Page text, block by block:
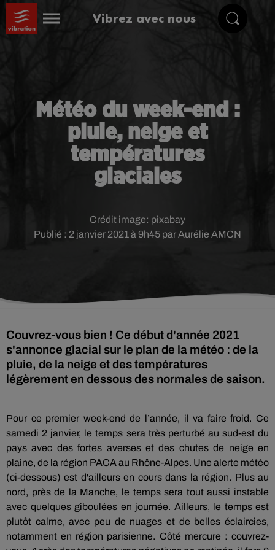
Vibrez avec nous
Météo du week-end :
pluie, neige et
températures
glaciales
Publié : 2 janvier 2021 à 9h45 par Aurélie AMCN
Crédit image: pixabay
Couvrez-vous bien ! Ce début d'année 2021
s'annonce glacial sur le plan de la météo : de la
pluie, de la neige et des températures
légèrement en dessous des normales de saison.
Pour ce premier week-end de l’année, il va faire froid. Ce
samedi 2 janvier, le temps sera très perturbé au sud-est du
pays avec des fortes averses et des chutes de neige en
plaine, de la région PACA au Rhône-Alpes. Une alerte météo
(ci-dessous) est d'ailleurs en cours dans la région. Plus au
nord, près de la Manche, le temps sera tout aussi instable
avec quelques giboulées en journée. Ailleurs, le temps est
plutôt calme, avec peu de nuages et de belles éclaircies,
notamment en région parisienne. Côté mercure : couvrez-